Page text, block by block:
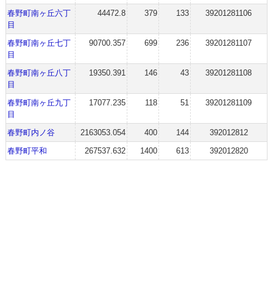
春野町南ヶ丘六丁
目
44472.8 379 133 39201281106
春野町南ヶ丘七丁
目
90700.357 699 236 39201281107
春野町南ヶ丘八丁
目
19350.391 146 43 39201281108
春野町南ヶ丘九丁
目
17077.235 118 51 39201281109
春野町内ノ谷 2163053.054 400 144
392012812
春野町平和
267537.632 1400 613 392012820